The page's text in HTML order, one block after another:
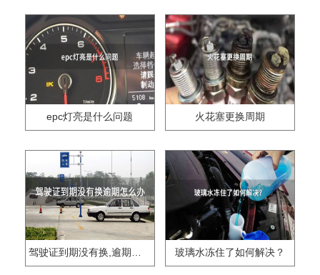
epc灯亮是什么问题 火花塞更换周期
驾驶证到期没有换,逾期怎么办?? 玻璃水冻住了如何解决？